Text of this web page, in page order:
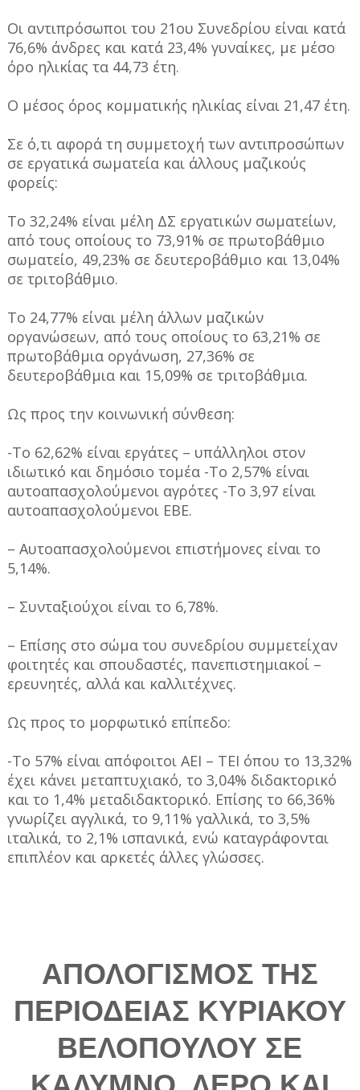
Οι αντιπρόσωποι του 21ου Συνεδρίου είναι κατά
76,6% άνδρες και κατά 23,4% γυναίκες, με μέσο
όρο ηλικίας τα 44,73 έτη.
Ο μέσος όρος κομματικής ηλικίας είναι 21,47 έτη.
Σε ό,τι αφορά τη συμμετοχή των αντιπροσώπων
σε εργατικά σωματεία και άλλους μαζικούς
φορείς:
Το 32,24% είναι μέλη ΔΣ εργατικών σωματείων,
από τους οποίους το 73,91% σε πρωτοβάθμιο
σωματείο, 49,23% σε δευτεροβάθμιο και 13,04%
σε τριτοβάθμιο.
Το 24,77% είναι μέλη άλλων μαζικών
οργανώσεων, από τους οποίους το 63,21% σε
πρωτοβάθμια οργάνωση, 27,36% σε
δευτεροβάθμια και 15,09% σε τριτοβάθμια.
Ως προς την κοινωνική σύνθεση:
-Το 62,62% είναι εργάτες – υπάλληλοι στον
ιδιωτικό και δημόσιο τομέα -Το 2,57% είναι
αυτοαπασχολούμενοι αγρότες -Το 3,97 είναι
αυτοαπασχολούμενοι ΕΒΕ.
– Αυτοαπασχολούμενοι επιστήμονες είναι το
5,14%.
– Συνταξιούχοι είναι το 6,78%.
– Επίσης στο σώμα του συνεδρίου συμμετείχαν
φοιτητές και σπουδαστές, πανεπιστημιακοί –
ερευνητές, αλλά και καλλιτέχνες.
Ως προς το μορφωτικό επίπεδο:
-Το 57% είναι απόφοιτοι ΑΕΙ – ΤΕΙ όπου το 13,32%
έχει κάνει μεταπτυχιακό, το 3,04% διδακτορικό
και το 1,4% μεταδιδακτορικό. Επίσης το 66,36%
γνωρίζει αγγλικά, το 9,11% γαλλικά, το 3,5%
ιταλικά, το 2,1% ισπανικά, ενώ καταγράφονται
επιπλέον και αρκετές άλλες γλώσσες.
ΑΠΟΛΟΓΙΣΜΟΣ ΤΗΣ
ΠΕΡΙΟΔΕΙΑΣ ΚΥΡΙΑΚΟΥ
ΒΕΛΟΠΟΥΛΟΥ ΣΕ